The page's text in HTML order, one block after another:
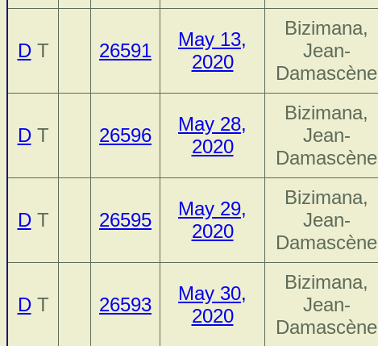
DT 26591
May 13,
2020
Bizimana,
Jean-
Damascène
DT 26596
May 28,
2020
Bizimana,
Jean-
Damascène
DT 26595
May 29,
2020
Bizimana,
Jean-
Damascène
DT 26593
May 30,
2020
Bizimana,
Jean-
Damascène